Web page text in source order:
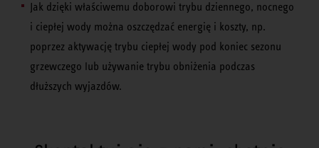
Jak dzięki właściwemu doborowi trybu dziennego, nocnego
i ciepłej wody można oszczędzać energię i koszty, np.
poprzez aktywację trybu ciepłej wody pod koniec sezonu
grzewczego lub używanie trybu obniżenia podczas
dłuższych wyjazdów.